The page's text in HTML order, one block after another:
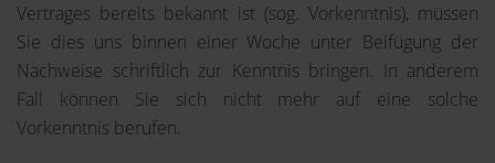
Vertrages bereits bekannt ist (sog. Vorkenntnis), müssen
Sie dies uns binnen einer Woche unter Beifügung der
Nachweise schriftlich zur Kenntnis bringen. In anderem
Fall können Sie sich nicht mehr auf eine solche
Vorkenntnis berufen.